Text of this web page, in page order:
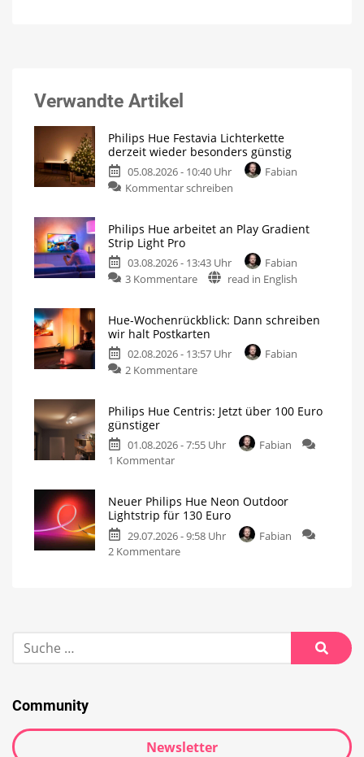
Verwandte Artikel
Philips Hue Festavia Lichterkette
derzeit wieder besonders günstig
05.08.2026 - 10:40 Uhr
Fabian
Kommentar schreiben
Philips Hue arbeitet an Play Gradient
Strip Light Pro
03.08.2026 - 13:43 Uhr
Fabian
3 Kommentare
read in English
Hue-Wochenrückblick: Dann schreiben
wir halt Postkarten
02.08.2026 - 13:57 Uhr
Fabian
2 Kommentare
Philips Hue Centris: Jetzt über 100 Euro
günstiger
01.08.2026 - 7:55 Uhr
Fabian
1 Kommentar
Neuer Philips Hue Neon Outdoor
Lightstrip für 130 Euro
29.07.2026 - 9:58 Uhr
Fabian
2 Kommentare
Community
Newsletter